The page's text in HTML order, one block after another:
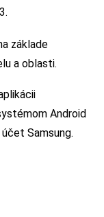
základe
a oblasti.
Android
Samsung.